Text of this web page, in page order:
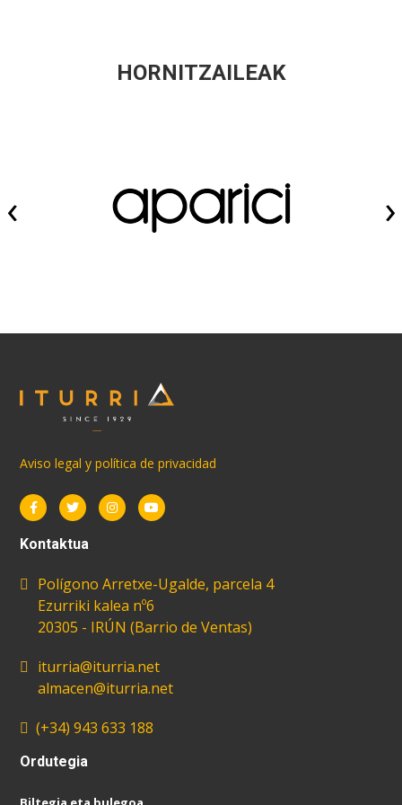
HORNITZAILEAK
‹ ›
Aviso legal y política de privacidad
Kontaktua
Polígono Arretxe-Ugalde, parcela 4
Ezurriki kalea nº6
iturria@iturria.net
almacen@iturria.net
(+34) 943 633 188
Ordutegia